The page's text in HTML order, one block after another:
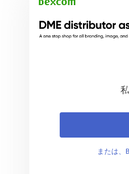
または、